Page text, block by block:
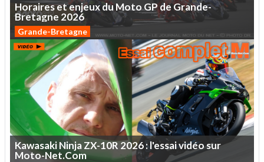
HorairesetenjeuxduMotoGPdeGrande-
Bretagne 2026
Grande-Bretagne
KawasakiNinjaZX-10R2026:l'essaividéosur
Moto-Net.Com